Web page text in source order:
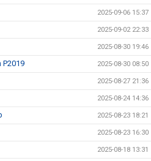
2025-09-06 15:37
2025-09-02 22:33
2025-08-30 19:46
P2019 2025-08-30 08:50
2025-08-27 21:36
2025-08-24 14:36
2025-08-23 18:21
2025-08-23 16:30
2025-08-18 13:31